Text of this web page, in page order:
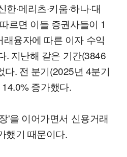
한·메리츠·키움·하나·대
르면 이들 증권사들이 1
융자에 따른 이자 수익
. 지난해 같은 기간(3846
다. 전 분기(2025년 4분기
증가했다.
'을 이어가면서 신용거래
했기 때문이다.